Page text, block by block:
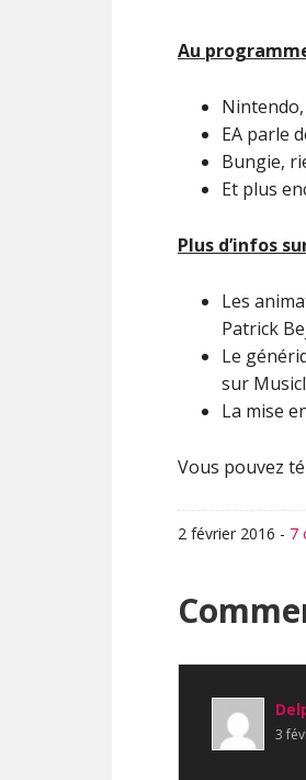
Au
EA parle
Bungie,
Et plus
Plus d’infos
Les
Patrick
Le
sur
La mise
Vous pouvez
2 février 2016 - 7
du
3